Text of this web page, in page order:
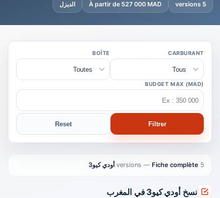
5 versions
À partir de 527 000 MAD الديزل
CARBURANT
BOÎTE
BUDGET MAX (MAD)
Filtrer
Reset
5 versions
— Fiche complète أودي كيو3
نسخ أودي كيو3 في المغرب